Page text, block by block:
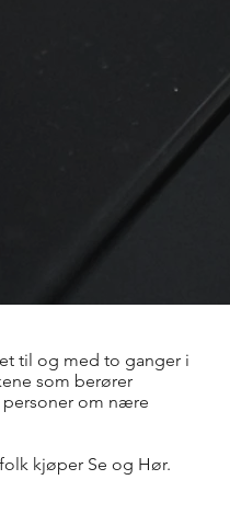
til og med to ganger i
som berører
personer om nære
kjøper Se og Hør.